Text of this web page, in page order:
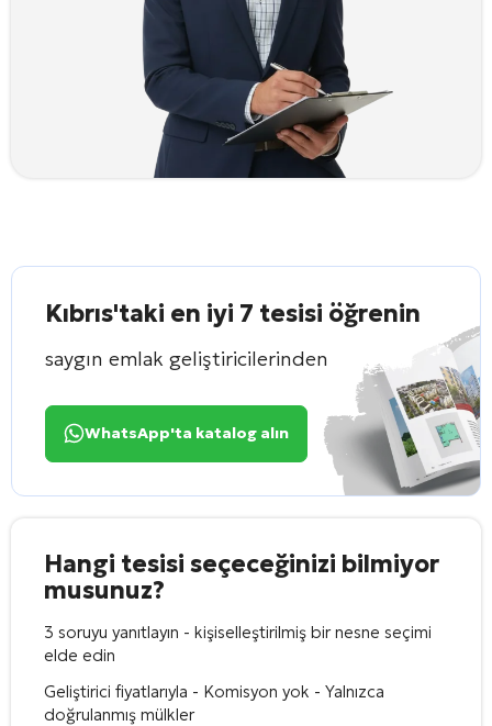
Kıbrıs'taki en iyi 7 tesisi öğrenin
saygın emlak geliştiricilerinden
WhatsApp'ta katalog alın
Hangi tesisi seçeceğinizi bilmiyor
musunuz?
3 soruyu yanıtlayın - kişiselleştirilmiş bir nesne seçimi
elde edin
Geliştirici fiyatlarıyla - Komisyon yok - Yalnızca
doğrulanmış mülkler